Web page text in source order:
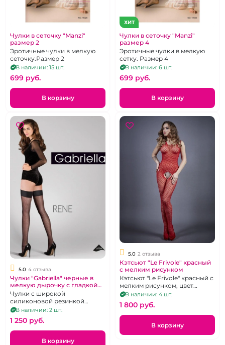
Чулки в сеточку "Manzi"
размер 2
Эротичные чулки в мелкую
сеточку.Размер 2
В наличии: 15 шт.
699 pуб.
В корзину
ХИТ
Чулки в сеточку "Manzi"
размер 4
Эротичные чулки в мелкую
сетку. Размер 4
В наличии: 6 шт.
699 pуб.
В корзину
5.0 4 отзыва
Чулки "Gabriella" черные в
мелкую дырочку с гладкой
резинкой
Чулки с широкой
силиконовой резинкой
черного цвета, р. 1-2
В наличии: 2 шт.
1 250 pуб.
В корзину
5.0 2 отзыва
Кэтсьют "Le Frivole" красный
с мелким рисунком
Кэтсьют "Le Frivole" красный с
мелким рисунком, цвет
красный, р 42-48
В наличии: 4 шт.
1 800 pуб.
В корзину